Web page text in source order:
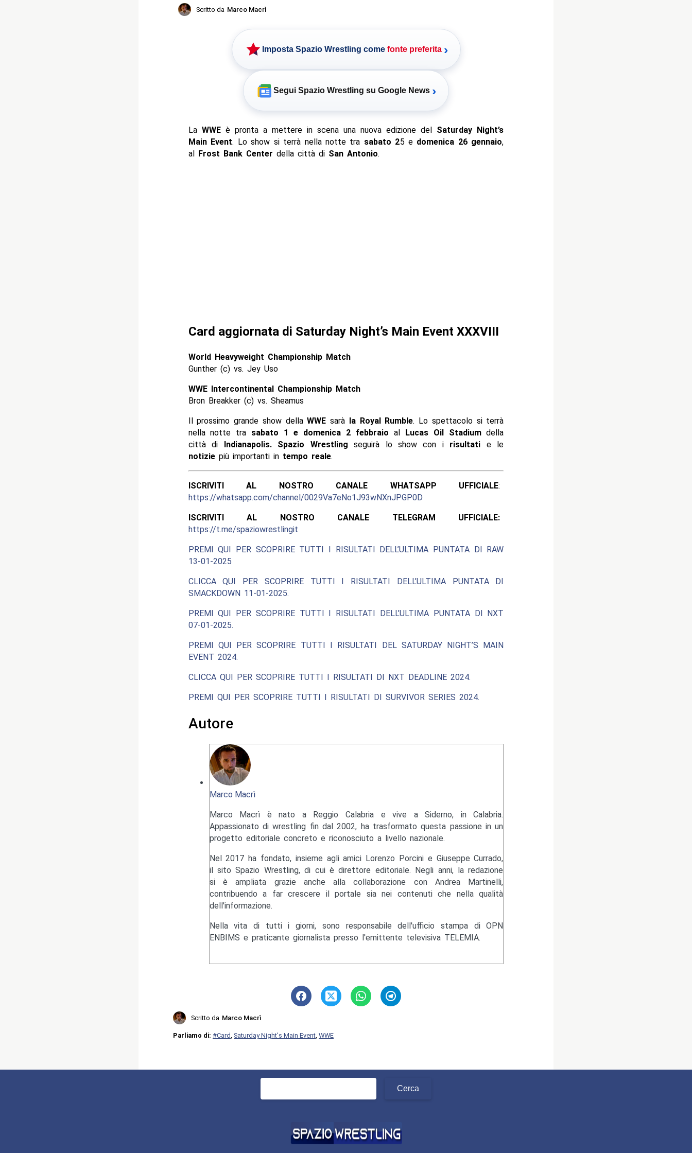
Scritto da Marco Macrì
Imposta Spazio Wrestling come fonte preferita ›
Segui Spazio Wrestling su Google News ›
La WWEè pronta a mettere in scena una nuova edizione del Saturday Night’s
Main Event. Lo show si terrà nella notte tra sabato 25 e domenica 26 gennaio,
alFrost Bank Center della città di San Antonio.
Card aggiornata di Saturday Night’s Main Event XXXVIII
World Heavyweight Championship Match
Gunther (c) vs. Jey Uso
WWE Intercontinental Championship Match
Bron Breakker (c) vs. Sheamus
Il prossimo grande show dellaWWE sarà la Royal Rumble. Lo spettacolo si terrà
nella notte tra sabato 1 e domenica 2 febbraio alLucas Oil Stadiumdella
città di Indianapolis. Spazio Wrestling seguirà lo show con i risultati e le
notiziepiù importanti in tempo reale.
ISCRIVITI AL NOSTRO CANALE WHATSAPP UFFICIALE:
https://whatsapp.com/channel/0029Va7eNo1J93wNXnJPGP0D
ISCRIVITI AL NOSTRO CANALE TELEGRAM UFFICIALE:
https://t.me/spaziowrestlingit
PREMI QUI PER SCOPRIRE TUTTI I RISULTATI DELL’ULTIMA PUNTATA DI RAW
13-01-2025
CLICCA QUI PER SCOPRIRE TUTTI I RISULTATI DELL’ULTIMA PUNTATA DI
SMACKDOWN 11-01-2025.
PREMI QUI PER SCOPRIRE TUTTI I RISULTATI DELL’ULTIMA PUNTATA DI NXT
07-01-2025.
PREMI QUI PER SCOPRIRE TUTTI I RISULTATI DEL SATURDAY NIGHT’S MAIN
EVENT 2024.
CLICCA QUI PER SCOPRIRE TUTTI I RISULTATI DI NXT DEADLINE 2024.
PREMI QUI PER SCOPRIRE TUTTI I RISULTATI DI SURVIVOR SERIES 2024.
Autore
Marco Macrì
Marco Macrì è nato a Reggio Calabria e vive a Siderno, in Calabria.
Appassionato di wrestling fin dal 2002, ha trasformato questa passione in un
progetto editoriale concreto e riconosciuto a livello nazionale.
Nel 2017 ha fondato, insieme agli amici Lorenzo Porcini e Giuseppe Currado,
il sito Spazio Wrestling, di cui è direttore editoriale. Negli anni, la redazione
si è ampliata grazie anche alla collaborazione con Andrea Martinelli,
contribuendo a far crescere il portale sia nei contenuti che nella qualità
dell'informazione.
Nella vita di tutti i giorni, sono responsabile dell'ufficio stampa di OPN
ENBIMS e praticante giornalista presso l'emittente televisiva TELEMIA.
Scritto da Marco Macrì
Parliamo di: #Card Saturday Night's Main Event WWE
Ricerca